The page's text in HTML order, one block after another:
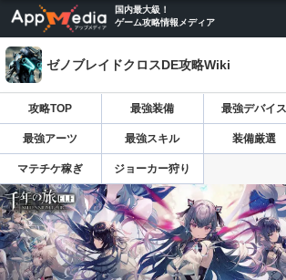
国内最大級！
ゲーム攻略情報メディア
ゼノブレイドクロスDE攻略Wiki
攻略TOP 最強装備 最強デバイス
最強アーツ 最強スキル 装備厳選
マテチケ稼ぎ ジョーカー狩り